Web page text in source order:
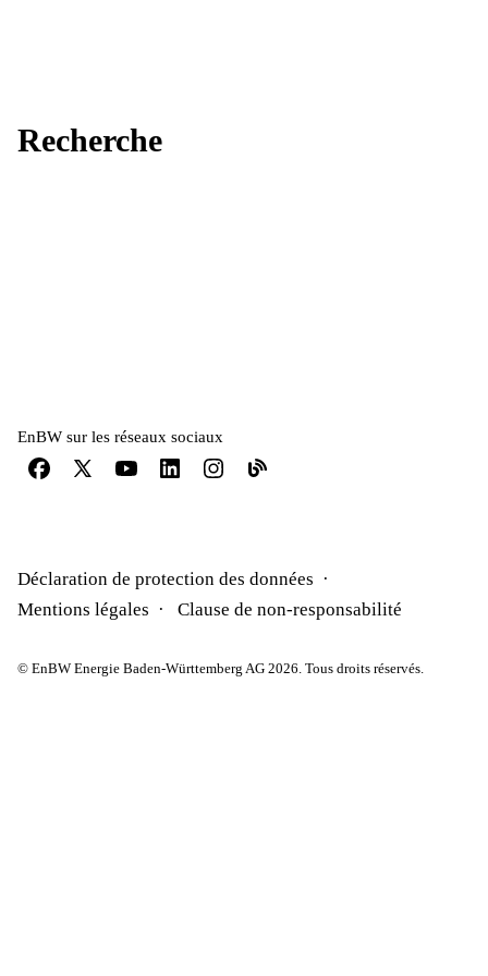
Recherche
EnBW sur les réseaux sociaux
Déclaration de protection des données
Mentions légales
Clause de non-responsabilité
© EnBW Energie Baden-Württemberg AG 2026. Tous droits réservés.